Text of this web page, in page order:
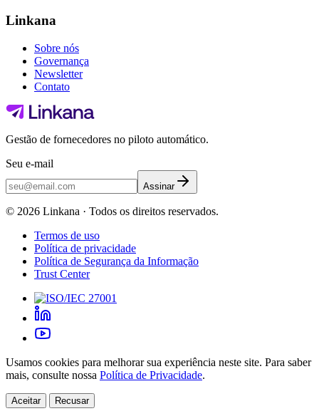
Linkana
Sobre nós
Governança
Newsletter
Contato
Gestão de fornecedores no piloto automático.
Seu e-mail
Assinar
© 2026 Linkana · Todos os direitos reservados.
Termos de uso
Política de privacidade
Política de Segurança da Informação
Trust Center
Usamos cookies para melhorar sua experiência neste site. Para saber
mais, consulte nossa Política de Privacidade.
Aceitar Recusar